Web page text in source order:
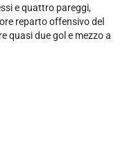
e quattro pareggi,
reparto offensivo del
quasi due gol e mezzo a